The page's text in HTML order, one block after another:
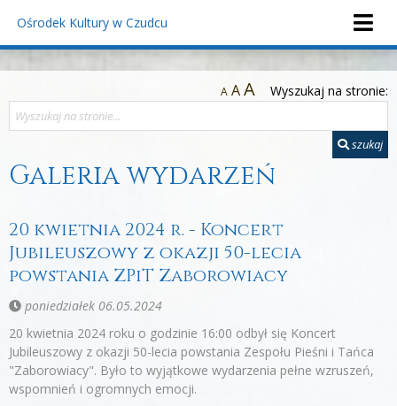
Ośrodek Kultury w Czudcu
A AA Wyszukaj na stronie:
szukaj
Galeria wydarzeń
20 kwietnia 2024 r. - Koncert
Jubileuszowy z okazji 50-lecia
powstania ZPiT Zaborowiacy
poniedziałek 06.05.2024
20 kwietnia 2024 roku o godzinie 16:00 odbył się Koncert
Jubileuszowy z okazji 50-lecia powstania Zespołu Pieśni i Tańca
"Zaborowiacy". Było to wyjątkowe wydarzenia pełne wzruszeń,
wspomnień i ogromnych emocji.